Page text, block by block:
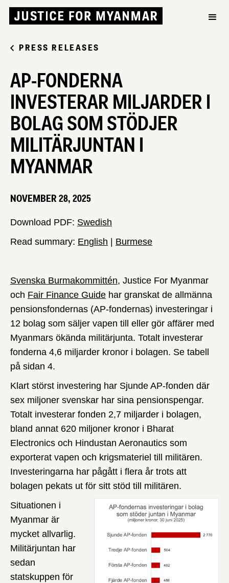
PRESS RELEASES
AP-FONDERNA
INVESTERAR MILJARDER I
BOLAG SOM STÖDJER
MILITÄRJUNTAN I
MYANMAR
NOVEMBER 28, 2025
Download PDF: Swedish
Read summary: English Burmese
Svenska Burmakommittén, Justice For Myanmar
och Fair Finance Guide har granskat de allmänna
pensionsfondernas (AP-fondernas) investeringar i
12 bolag som säljer vapen till eller gör affärer med
Myanmars ökända militärjunta. Totalt investerar
fonderna 4,6 miljarder kronor i bolagen. Se tabell
på sidan 4.
Klart störst investering har Sjunde AP-fonden där
sex miljoner svenskar har sina pensionspengar.
Totalt investerar fonden 2,7 miljarder i bolagen,
bland annat 620 miljoner kronor i Bharat
Electronics och Hindustan Aeronautics som
exporterat vapen och krigsmateriel till militären.
Investeringarna har pågått i flera år trots att
bolagen pekats ut för sitt stöd till militären.
Situationen i
Myanmar är
mycket allvarlig.
Militärjuntan har
sedan
statskuppen för